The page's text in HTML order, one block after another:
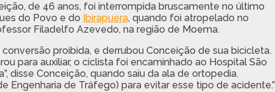
de 46 anos, foi interrompida bruscamente no último
do Povo e do Ibirapuera, quando foi atropelado no
Filadelfo Azevedo, na região de Moema.
proibida, e derrubou Conceição de sua bicicleta.
para auxiliar, o ciclista foi encaminhado ao Hospital São
disse Conceição, quando saiu da ala de ortopedia.
Engenharia de Tráfego) para evitar esse tipo de acidente.”